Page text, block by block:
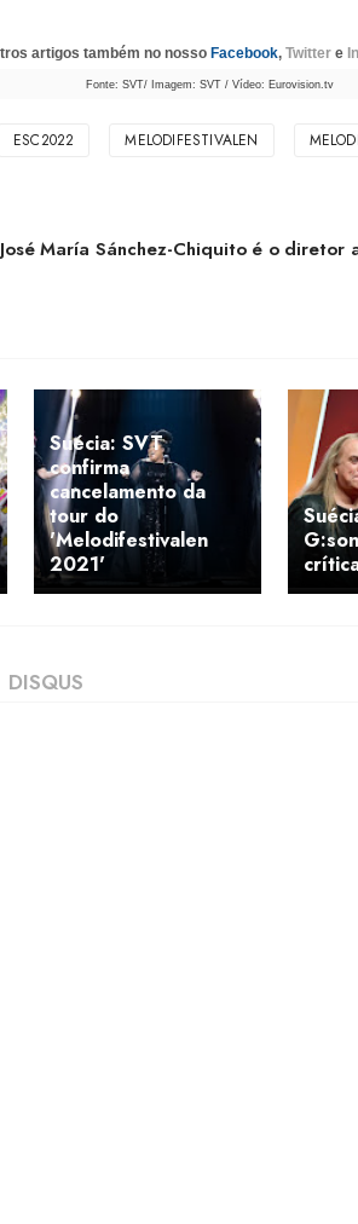
artigos também no nosso Facebook, Twittere
Fonte: SVT/ Imagem: SVT / Vídeo: Eurovision.tv
ESC2022 MELODIFESTIVALEN
José María Sánchez-Chiquito é o
Suécia: SVT
confirma
cancelamento da
tour do
'Melodifestivalen
2021'